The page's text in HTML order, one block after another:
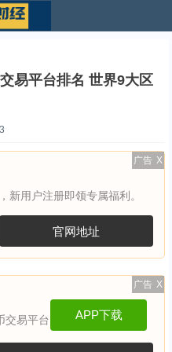
易平台排名 世界9大区
广告 X
新用户注册即领专属福利。
官网地址
广告 X
交易平台 APP下载